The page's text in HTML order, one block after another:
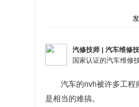
汽修技师 | 汽车维修
汽车的nvh被许多工程
是相当的难搞。